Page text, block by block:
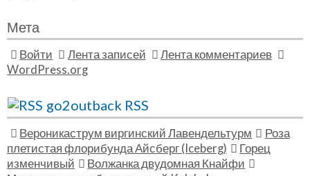
Мета
Войти Лента записей
Лента комментариев
WordPress.org
go2outback RSS
Вероникаструм виргинский Лавендельтурм
Роза
плетистая флорибунда Айсберг (Iceberg)
Горец
изменчивый
Волжанка двудомная Кнайфи